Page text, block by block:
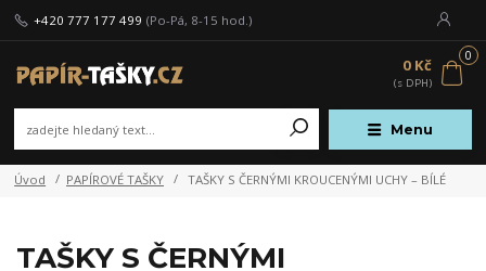
Menu
+420 777 177 499 (Po-Pá, 8-15 hod.)
0
0 Kč
Úvod PAPÍROVÉ TAŠKY TAŠKY S ČERNÝMI KROUCENÝMI UCHY – BÍLÉ
TAŠKY S ČERNÝMI